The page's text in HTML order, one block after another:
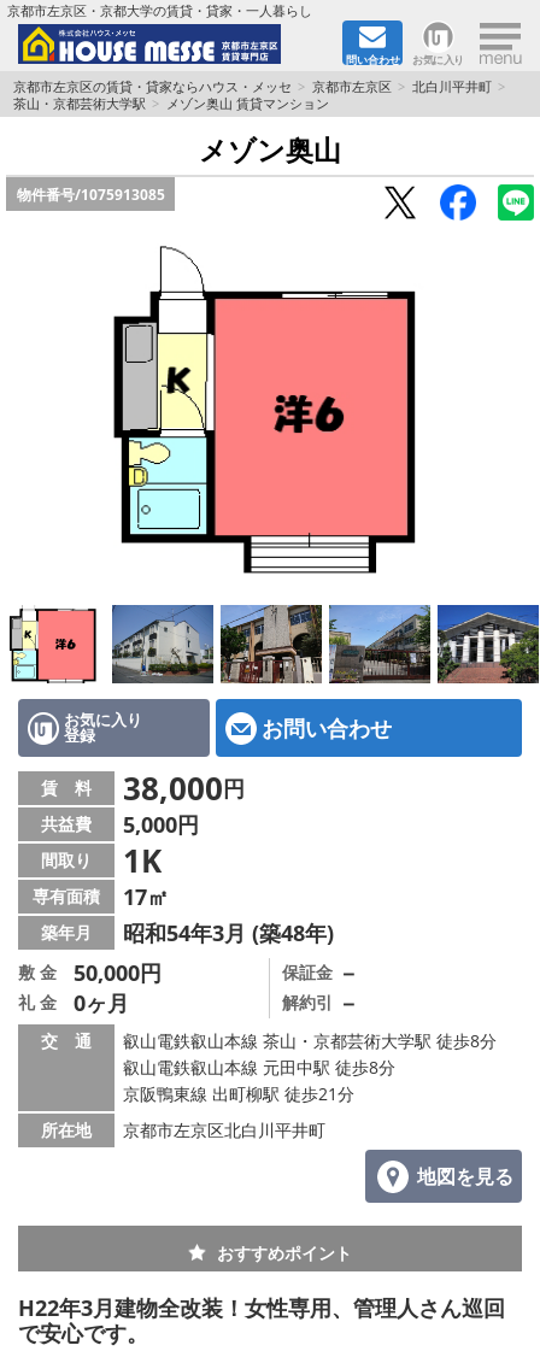
京都市左京区・京都大学の賃貸・貸家・一人暮らし
問い合わせ お気に入り ×
TOPページ
地域から検索
京都大学＆京都芸術大学生さんに
書類DL & 入居者さまへ
家族で住むならマンション？賃家？
一人暮らしの物件特集
ペット相談OKの賃貸！
ハウスメーカー施工特集！
路線·駅から探す
IT重説について
スタッフ紹介
賃貸管理の北白川店
店舗情報·アクセス
会社概要
メールでお問い合わせ
京都市左京区の賃貸・貸家ならハウス・メッセ 京都市左京区
北白川平井町
茶山・京都芸術大学駅
メゾン奥山 賃貸マンション
メゾン奥山
物件番号/1075913085
お気に入り
登録 お問い合わせ
賃 料 38,000円
共益費 5,000円
間取り 1K
専有面積 17㎡
築年月 昭和54年3月 (築48年)
敷 金 50,000円
礼 金 0ヶ月
保証金 －
解約引 －
交 通
叡山電鉄叡山本線 茶山・京都芸術大学駅 徒歩8分
叡山電鉄叡山本線 元田中駅 徒歩8分
京阪鴨東線 出町柳駅 徒歩21分
所在地
京都市左京区北白川平井町
地図を見る
おすすめポイント
H22年3月建物全改装！女性専用、管理人さん巡回
で安心です。